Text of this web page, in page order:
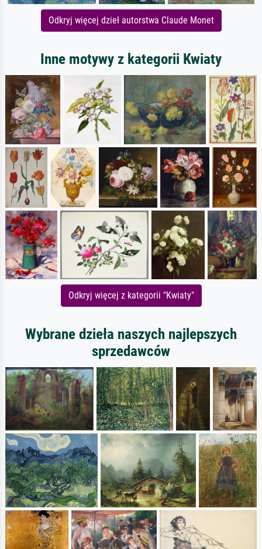
Odkryj więcej dzieł autorstwa Claude Monet
Inne motywy z kategorii Kwiaty
Odkryj więcej z kategorii "Kwiaty"
Wybrane dzieła naszych najlepszych
sprzedawców